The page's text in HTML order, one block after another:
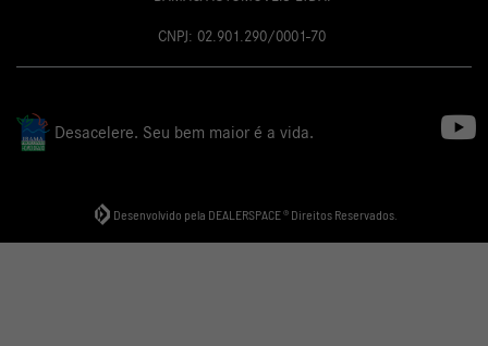
CNPJ: 02.901.290/0001-70
Desacelere. Seu bem maior é a vida.
Desenvolvido pela DEALERSPACE ® Direitos Reservados.